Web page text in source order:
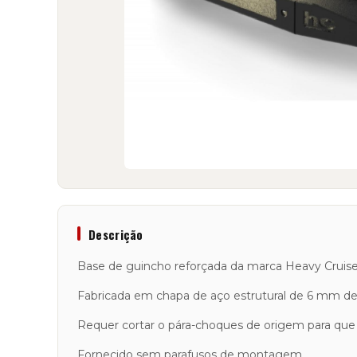
Descrição
Base de guincho reforçada da marca Heavy
Fabricada em chapa de aço estrutural de 6 mm
Requer cortar o pára-choques de origem para